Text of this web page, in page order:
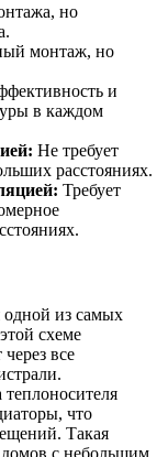
но
монтаж, но
и
в каждом
Не требует
расстояниях.
Требует
одной из самых
схеме
все
теплоносителя
что
Такая
с небольшим